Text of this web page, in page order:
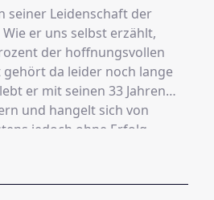
seiner Leidenschaft der
er uns selbst erzählt,
der hoffnungsvollen
da leider noch lange
er mit seinen 33 Jahren
und hangelt sich von
jedoch ohne Erfolg.